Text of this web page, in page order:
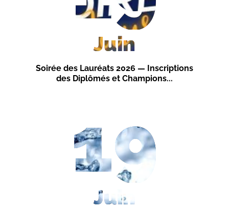
Soirée des Lauréats 2026 — Inscriptions
des Diplômés et Champions...
Juin
19
Juin